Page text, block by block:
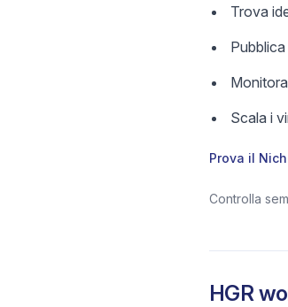
Trova
Scala i
Prova il
Controlla
HGR